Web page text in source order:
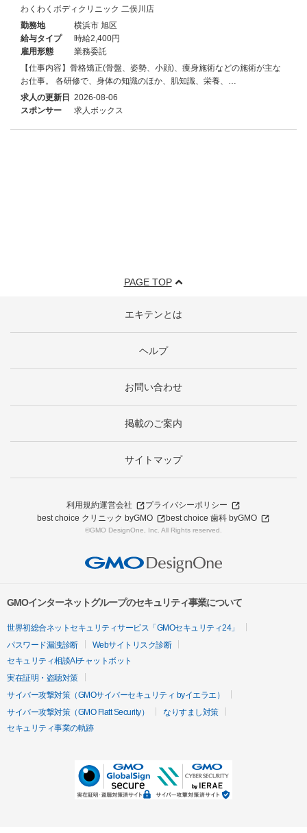
わくわくボディクリニック 二俣川店
勤務地
横浜市 旭区
給与タイプ
時給2,400円
雇用形態
業務委託
【仕事内容】骨格矯正(骨盤、姿勢、小顔)、痩身施術などの施術が主な
お仕事。 各研修で、身体の知識のほか、肌知識、栄養、…
求人の更新日 2026-08-06
スポンサー
求人ボックス
PAGE TOP
エキテンとは
ヘルプ
お問い合わせ
掲載のご案内
サイトマップ
利用規約運営会社
プライバシーポリシー
best choice クリニック byGMO
best choice 歯科 byGMO
©GMO DesignOne, Inc. All Rights reserved.
GMOインターネットグループのセキュリティ事業について
世界初総合ネットセキュリティサービス「GMOセキュリティ24」
パスワード漏洩診断
Webサイトリスク診断
セキュリティ相談AIチャットボット
実在証明・盗聴対策
サイバー攻撃対策（GMOサイバーセキュリティ byイエラエ）
サイバー攻撃対策（GMO Flatt Security）
なりすまし対策
セキュリティ事業の軌跡